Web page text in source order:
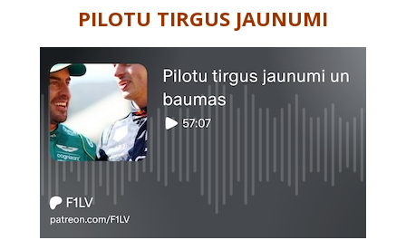
PILOTU TIRGUS JAUNUMI